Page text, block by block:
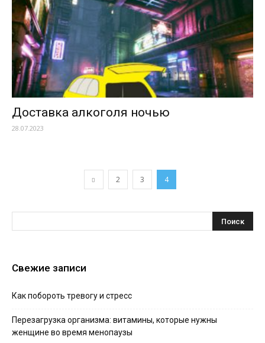
Доставка алкоголя ночью
28.07.2023
2 3 4
Свежие записи
Как побороть тревогу и стресс
Перезагрузка организма: витамины, которые нужны
женщине во время менопаузы